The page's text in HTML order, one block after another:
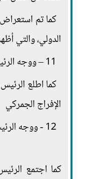
كما تم
الدولي، والتي
11 – ووجه الرئيس بمواصلة العمل على خفض أزمنة الإفراج للوصول بها إلى ذات يوم ورود الشحنات.
كما اطلع
الإفراج الجمركي
12 - ووجه الرئيس بالمتابعة الدقيقة للالتزام بتنفيذ تلك المبادرات والبرامج المتعلقة بتطوير المنظومة الجمركية.
كما اجتمع